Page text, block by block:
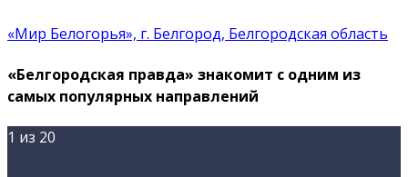
«Мир Белогорья», г. Белгород, Белгородская область
«Белгородская правда» знакомит с одним из
самых популярных направлений
1 из 20